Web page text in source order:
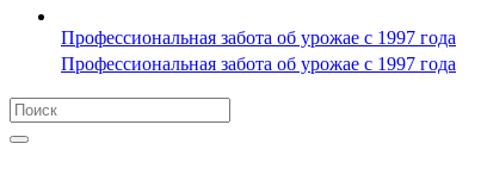
Профессиональная забота об урожае с 1997 года
Профессиональная забота об урожае с 1997 года